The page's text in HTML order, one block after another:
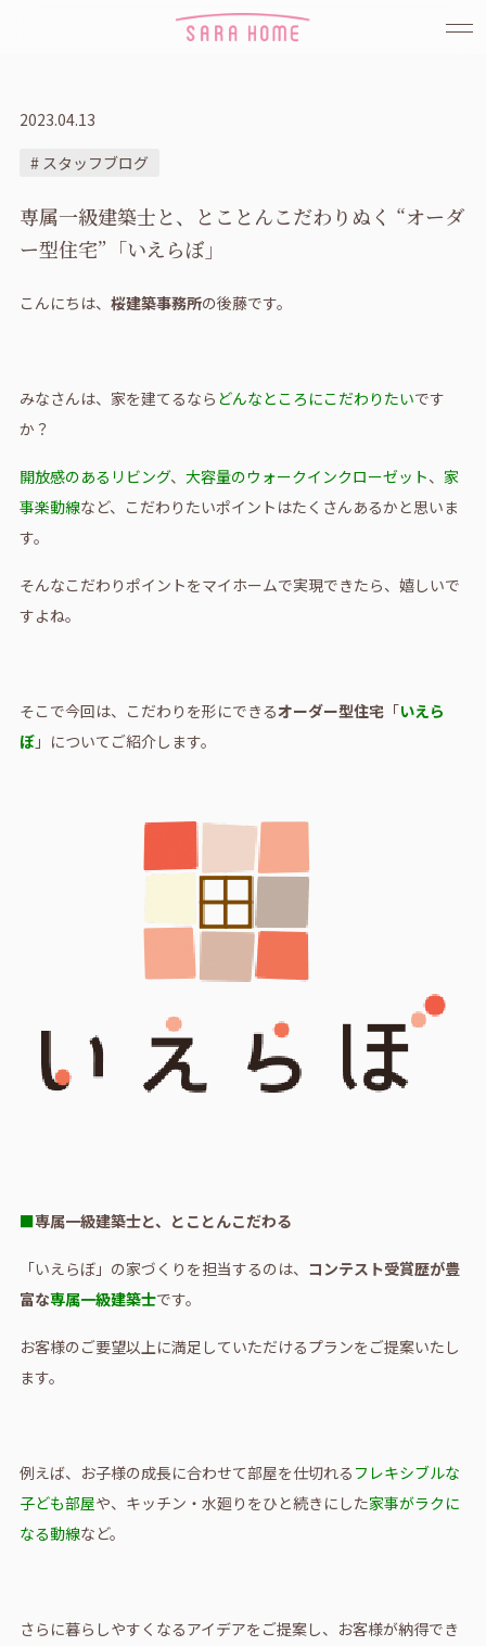
2023.04.13
# スタッフブログ
専属一級建築士と、とことんこだわりぬく “オーダ
ー型住宅”「いえらぼ」
こんにちは、 桜建築事務所の後藤です。
みなさんは、家を建てるなら どんなところにこだわりたいです
か？
開放感のあるリビング、 大容量のウォークインクローゼット、 家
事楽動線など、こだわりたいポイントはたくさんあるかと思いま
す。
そんなこだわりポイントをマイホームで実現できたら、嬉しいで
すよね。
そこで今回は、こだわりを形にできるオーダー型住宅「いえら
ぼ」についてご紹介します。
■専属一級建築士と、とことんこだわる
「いえらぼ」の家づくりを担当するのは、 コンテスト受賞歴が豊
富な専属一級建築士です。
お客様のご要望以上に満足していただけるプランをご提案いたし
ます。
例えば、お子様の成長に合わせて部屋を仕切れる フレキシブルな
子ども部屋や、キッチン・水廻りをひと続きにした家事がラクに
なる動線など。
さらに暮らしやすくなるアイデアをご提案し、お客様が納得でき